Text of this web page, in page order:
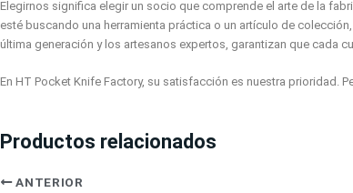
Elegirnos significa elegir un socio que comprende el arte de la
esté buscando una herramienta práctica o un artículo de
última generación y los artesanos expertos, garantizan que cada
En HT Pocket Knife Factory, su satisfacción es nuestra prioridad.
Productos relacionados
ANTERIOR